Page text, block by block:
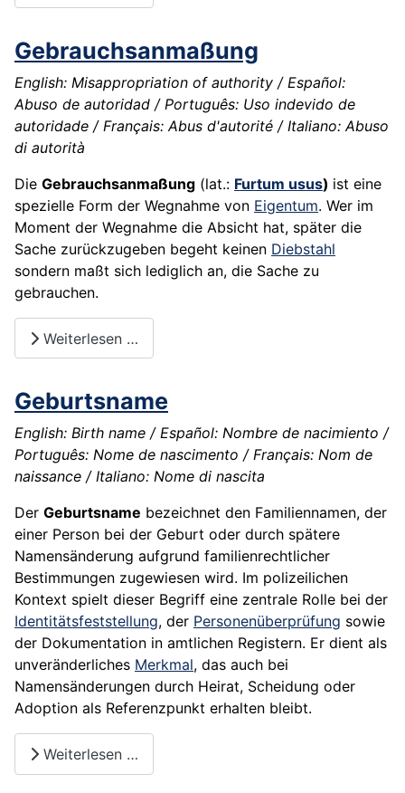
Gebrauchsanmaßung
English: Misappropriation of authority / Español:
Abuso de autoridad / Português: Uso indevido de
autoridade / Français: Abus d'autorité / Italiano: Abuso
di autorità
Die Gebrauchsanmaßung (lat.: Furtum usus) ist eine
spezielle Form der Wegnahme von Eigentum. Wer im
Moment der Wegnahme die Absicht hat, später die
Sache zurückzugeben begeht keinen Diebstahl
sondern maßt sich lediglich an, die Sache zu
gebrauchen.
Weiterlesen …
Geburtsname
English: Birth name / Español: Nombre de nacimiento /
Português: Nome de nascimento / Français: Nom de
naissance / Italiano: Nome di nascita
Der Geburtsname bezeichnet den Familiennamen, der
einer Person bei der Geburt oder durch spätere
Namensänderung aufgrund familienrechtlicher
Bestimmungen zugewiesen wird. Im polizeilichen
Kontext spielt dieser Begriff eine zentrale Rolle bei der
Identitätsfeststellung, der Personenüberprüfung sowie
der Dokumentation in amtlichen Registern. Er dient als
unveränderliches Merkmal, das auch bei
Namensänderungen durch Heirat, Scheidung oder
Adoption als Referenzpunkt erhalten bleibt.
Weiterlesen …